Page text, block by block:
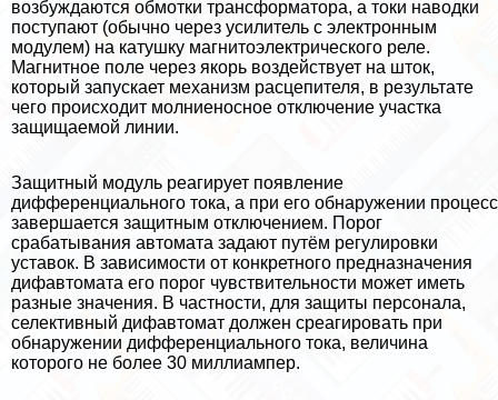
возбуждаются обмотки трaнcформатора, а токи наводки
поступают (обычно через усилитель с электронным
модулем) на катушку магнитоэлектрического реле.
Магнитное поле через якорь воздействует на шток,
который запускает механизм расцепителя, в результате
чего происходит молниеносное отключение участка
защищаемой линии.
Защитный модуль реагирует появление
дифференциального тока, а при его обнаружении процесс
завершается защитным отключением. Порог
сpaбатывания автомата задают путём регулировки
уставок. В зависимости от конкретного предназначения
дифавтомата его порог чувствительности может иметь
разные значения. В частности, для защиты персонала,
селективный дифавтомат должен среагировать при
обнаружении дифференциального тока, величина
которого не более 30 миллиампер.